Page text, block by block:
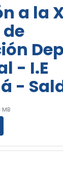
a la
- I.E
-
MB